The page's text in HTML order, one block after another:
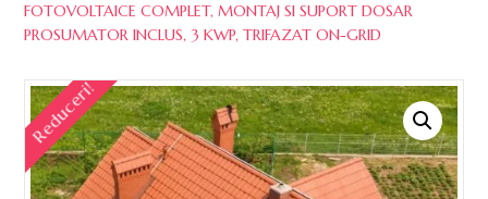
FOTOVOLTAICE COMPLET, MONTAJ SI SUPORT DOSAR
PROSUMATOR INCLUS, 3 KWP, TRIFAZAT ON-GRID
Reduceri!